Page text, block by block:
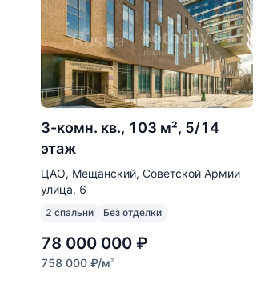
3-комн. кв., 103 м², 5/14
этаж
ЦАО, Мещанский, Советской Армии
улица, 6
2 спальни Без отделки
78 000 000 ₽
758 000 ₽/м2